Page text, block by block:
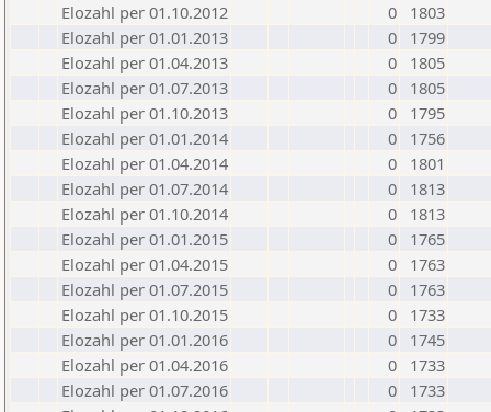
Elozahl per 01.10.2012
0
1803
Elozahl per 01.01.2013
0
1799
Elozahl per 01.04.2013
0
1805
Elozahl per 01.07.2013
0
1805
Elozahl per 01.10.2013
0
1795
Elozahl per 01.01.2014
0
1756
Elozahl per 01.04.2014
0
1801
Elozahl per 01.07.2014
0
1813
Elozahl per 01.10.2014
0
1813
Elozahl per 01.01.2015
0
1765
Elozahl per 01.04.2015
0
1763
Elozahl per 01.07.2015
0
1763
Elozahl per 01.10.2015
0
1733
Elozahl per 01.01.2016
0
1745
Elozahl per 01.04.2016
0
1733
Elozahl per 01.07.2016
0
1733